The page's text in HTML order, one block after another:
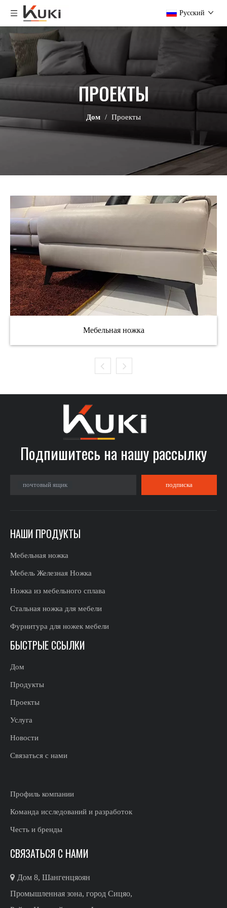
Pусский
ПРОЕКТЫ
Дом / Проекты
Мебельная ножка
Подпишитесь на нашу рассылку​​​​​​​
почтовый ящик подписка
НАШИ ПРОДУКТЫ
Мебельная ножка
Мебель Железная Ножка
Ножка из мебельного сплава
Стальная ножка для мебели
Фурнитура для ножек мебели
БЫСТРЫЕ ССЫЛКИ
Дом
Продукты
Проекты
Услуга
Новости
Связаться с нами
Профиль компании
Команда исследований и разработок
Честь и бренды
СВЯЗАТЬСЯ С НАМИ
 Дом 8, Шангенцяоян
Промышленная зона, город Сицяо,